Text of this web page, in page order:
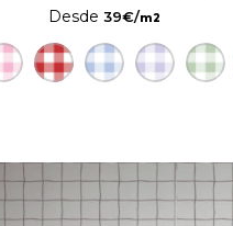
Desde 39€/m2